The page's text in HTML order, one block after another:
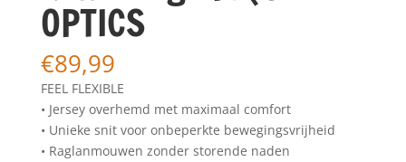
OPTICS
€89,99
FEEL FLEXIBLE
• Jersey overhemd met maximaal comfort
• Unieke snit voor onbeperkte bewegingsvrijheid
• Raglanmouwen zonder storende naden